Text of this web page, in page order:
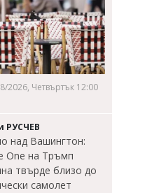
2026, Четвъртък 12:00
РУСЧЕВ
над Вашингтон:
One на Тръмп
твърде близо до
самолет